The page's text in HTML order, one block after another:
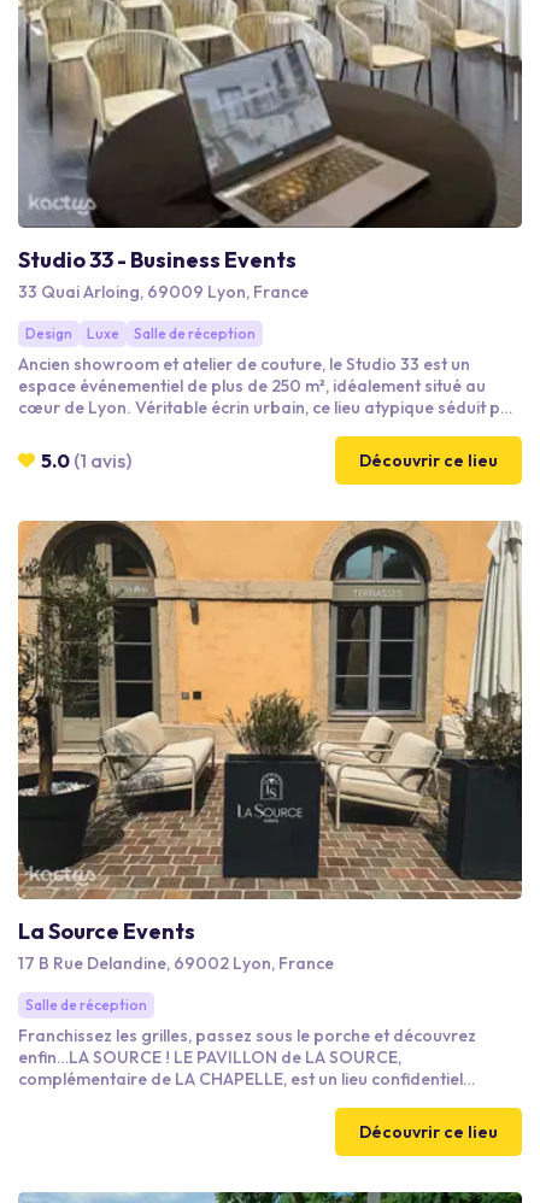
Studio 33 - Business Events
33 Quai Arloing, 69009 Lyon, France
Design Luxe Salle de réception
Ancien showroom et atelier de couture, le Studio 33 est un
espace événementiel de plus de 250 m², idéalement situé au
cœur de Lyon. Véritable écrin urbain, ce lieu atypique séduit par
son esprit art déco. Pensé pour s’adapter à tous vos projets
professionnels, le Studio 33 offre un cadre à la fois chaleureux,
5.0 (1 avis) Découvrir ce lieu
La Source Events
17 B Rue Delandine, 69002 Lyon, France
Salle de réception
Franchissez les grilles, passez sous le porche et découvrez
enfin…LA SOURCE ! LE PAVILLON de LA SOURCE,
complémentaire de LA CHAPELLE, est un lieu confidentiel
PAVILLON offre une approche plus intimiste et modulable.
Répartis sur trois niveaux, ses espaces lumineux, élégants et
rooftops où nature, architecture et art de recevoir se
Découvrir ce lieu